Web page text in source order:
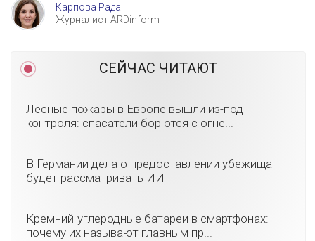
Карпова Рада
Журналист ARDinform
СЕЙЧАС ЧИТАЮТ
Лесные пожары в Европе вышли из-под
контроля: спасатели борются с огне...
В Германии дела о предоставлении убежища
будет рассматривать ИИ
Кремний-углеродные батареи в смартфонах:
почему их называют главным пр...